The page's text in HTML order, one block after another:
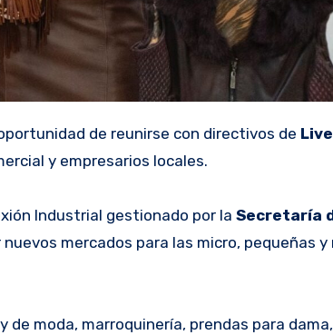
de reunirse con directivos de
y empresarios locales.
Industrial gestionado por la Secretaría
mercados para las micro, pequeñas y
moda, marroquinería, prendas para